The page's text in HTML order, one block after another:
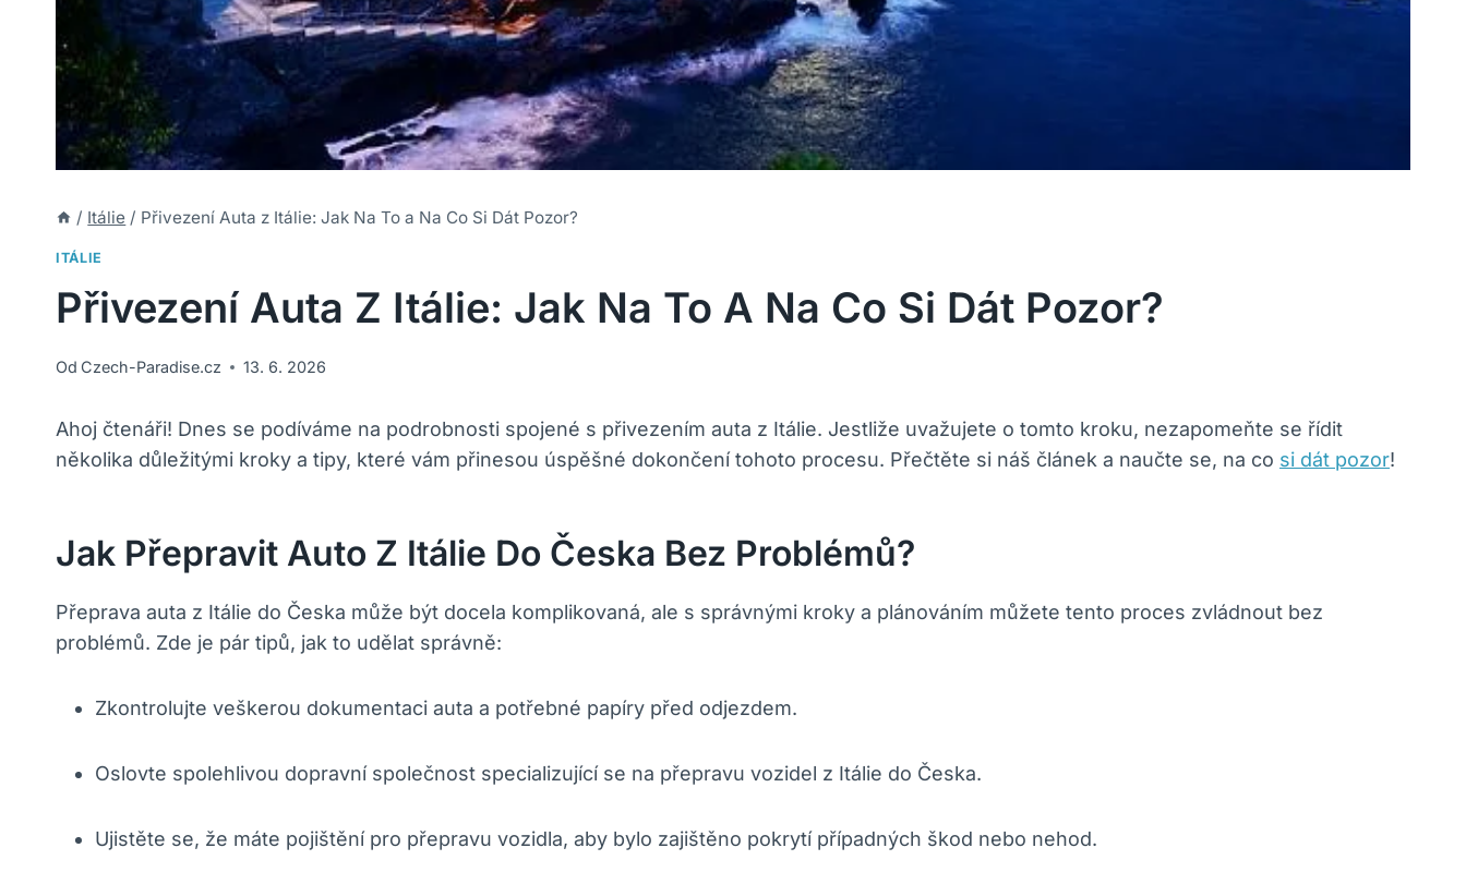
/ Itálie / Přivezení Auta z Itálie: Jak Na To a Na Co Si Dát Pozor?
ITÁLIE
Přivezení Auta Z Itálie: Jak Na To A Na Co Si Dát Pozor?
Od Czech-Paradise.cz 13. 6. 2026
Ahoj čtenáři! Dnes se podíváme na podrobnosti spojené s přivezením auta z Itálie. Jestliže uvažujete o tomto kroku, nezapomeňte se řídit
několika důležitými kroky a tipy, které vám přinesou úspěšné dokončení tohoto procesu. Přečtěte si náš článek a naučte se, na co si dát pozor!
Jak Přepravit Auto Z Itálie Do Česka Bez Problémů?
Přeprava auta z Itálie do Česka může být docela komplikovaná, ale s správnými kroky a plánováním můžete tento proces zvládnout bez
problémů. Zde je pár tipů, jak to udělat správně:
Zkontrolujte veškerou dokumentaci auta a potřebné papíry před odjezdem.
Oslovte spolehlivou dopravní společnost specializující se na přepravu vozidel z Itálie do Česka.
Ujistěte se, že máte pojištění pro přepravu vozidla, aby bylo zajištěno pokrytí případných škod nebo nehod.